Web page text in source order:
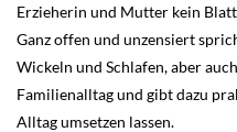
Erzieherin und Mutter kein
Ganz offen und unzensiert
Wickeln und Schlafen, aber
Familienalltag und gibt dazu
Alltag umsetzen lassen.